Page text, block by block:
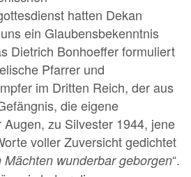
hatten Dekan
ein Glaubensbekenntnis
Dietrich Bonhoeffer formuliert
Pfarrer und
im Dritten Reich, der aus
die eigene
Augen, zu Silvester 1944, jene
voller Zuversicht gedichtet
Mächten wunderbar geborgen“.